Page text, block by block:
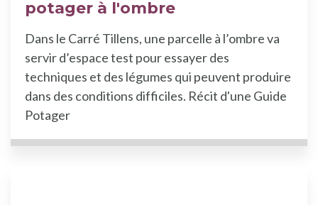
potager à l'ombre
Dans le Carré Tillens, une parcelle à l’ombre va
servir d’espace test pour essayer des
techniques et des légumes qui peuvent produire
dans des conditions difficiles. Récit d'une Guide
Potager